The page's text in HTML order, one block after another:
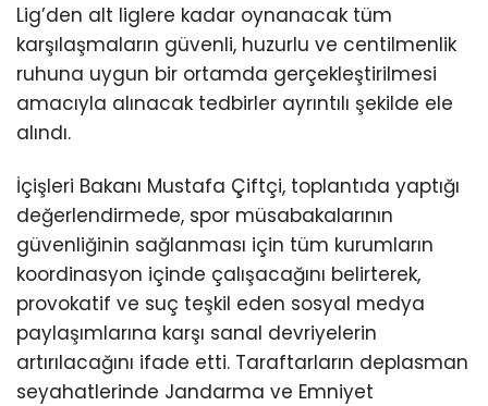
Lig’den alt liglere kadar oynanacak tüm
karşılaşmaların güvenli, huzurlu ve centilmenlik
ruhuna uygun bir ortamda gerçekleştirilmesi
amacıyla alınacak tedbirler ayrıntılı şekilde ele
alındı.
İçişleri Bakanı Mustafa Çiftçi, toplantıda yaptığı
değerlendirmede, spor müsabakalarının
güvenliğinin sağlanması için tüm kurumların
koordinasyon içinde çalışacağını belirterek,
provokatif ve suç teşkil eden sosyal medya
paylaşımlarına karşı sanal devriyelerin
artırılacağını ifade etti. Taraftarların deplasman
seyahatlerinde Jandarma ve Emniyet